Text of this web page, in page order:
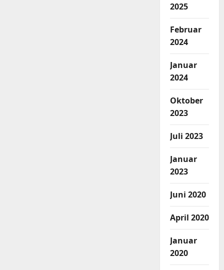
2025
Februar
2024
Januar
2024
Oktober
2023
Juli 2023
Januar
2023
Juni 2020
April 2020
Januar
2020